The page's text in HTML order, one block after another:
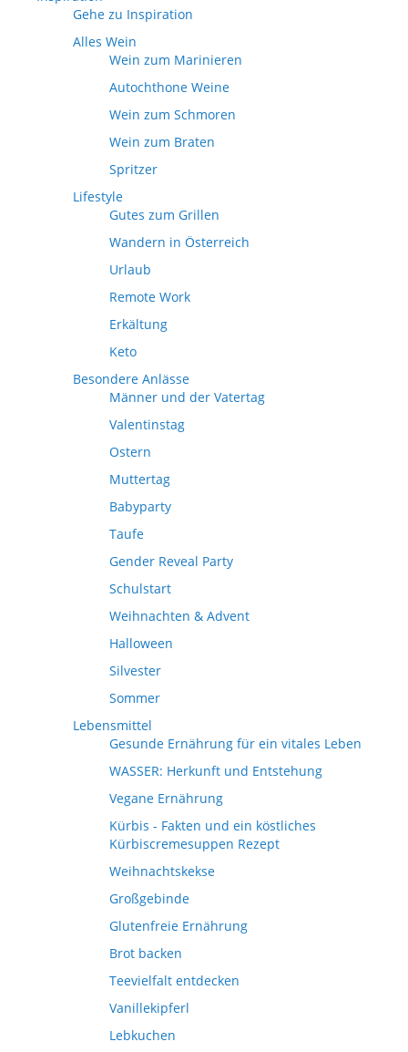
Gehe zu Inspiration
Alles Wein
Wein zum Marinieren
Autochthone Weine
Wein zum Schmoren
Wein zum Braten
Spritzer
Lifestyle
Gutes zum Grillen
Wandern in Österreich
Urlaub
Remote Work
Erkältung
Keto
Besondere Anlässe
Männer und der Vatertag
Valentinstag
Ostern
Muttertag
Babyparty
Taufe
Gender Reveal Party
Schulstart
Weihnachten & Advent
Halloween
Silvester
Sommer
Lebensmittel
Gesunde Ernährung für ein vitales Leben
WASSER: Herkunft und Entstehung
Vegane Ernährung
Kürbis - Fakten und ein köstliches
Kürbiscremesuppen Rezept
Weihnachtskekse
Großgebinde
Glutenfreie Ernährung
Brot backen
Teevielfalt entdecken
Vanillekipferl
Lebkuchen